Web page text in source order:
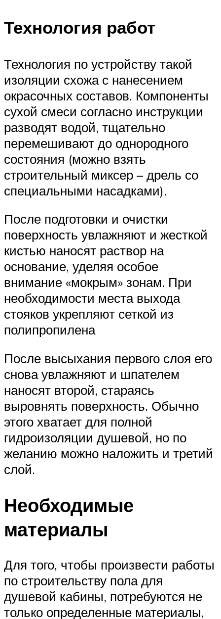
Технология работ
Технология по устройству такой
изоляции схожа с нанесением
окрасочных составов. Компоненты
сухой смеси согласно инструкции
разводят водой, тщательно
перемешивают до однородного
состояния (можно взять
строительный миксер – дрель со
специальными насадками).
После подготовки и очистки
поверхность увлажняют и жесткой
кистью наносят раствор на
основание, уделяя особое
внимание «мокрым» зонам. При
необходимости места выхода
стояков укрепляют сеткой из
полипропилена
После высыхания первого слоя его
снова увлажняют и шпателем
наносят второй, стараясь
выровнять поверхность. Обычно
этого хватает для полной
гидроизоляции душевой, но по
желанию можно наложить и третий
слой.
Необходимые
материалы
Для того, чтобы произвести работы
по строительству пола для
душевой кабины, потребуются не
только определенные материалы,